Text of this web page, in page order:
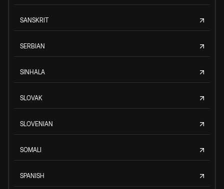
SANSKRIT
SERBIAN
SINHALA
SLOVAK
SLOVENIAN
SOMALI
SPANISH